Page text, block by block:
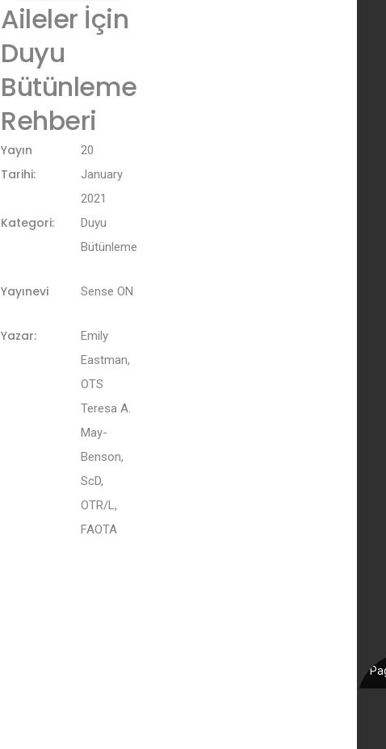
Aileler İçin
Duyu
Bütünleme
Rehberi
Yayın
Tarihi:
20
January
2021
Kategori:
Duyu
Bütünleme
Yayınevi Sense ON
Yazar:
Emily
Eastman,
OTS
Teresa A.
May-
Benson,
ScD,
OTR/L,
FAOTA